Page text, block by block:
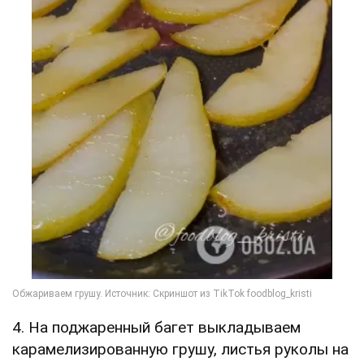
4. На поджаренный багет выкладываем
карамелизированную грушу, листья руколы на